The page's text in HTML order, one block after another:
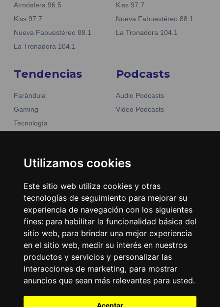
Utilizamos cookies
Este sitio web utiliza cookies y otras
tecnologías de seguimiento para mejorar su
experiencia de navegación con los siguientes
fines: para habilitar la funcionalidad básica del
sitio web, para brindar una mejor experiencia
en el sitio web, medir su interés en nuestros
productos y servicios y personalizar las
interacciones de marketing, para mostrar
anuncios que sean más relevantes para usted.
Aceptar
Atmósfera 96.5
Kiss 97.7
Nueva Fabuestéreo 88.1
La Tronadora 104.1
Kiss 97.7
Nueva Fabuestéreo 88.1
La Tronadora 104.1
Tendencias
Farándula
Gaming
Tecnología
Noticias
Podcasts
Audio Podcasts
Video Podcasts
Emisoras Unidas
Encuéntranos
Contacto
Términos y condiciones
Directorio